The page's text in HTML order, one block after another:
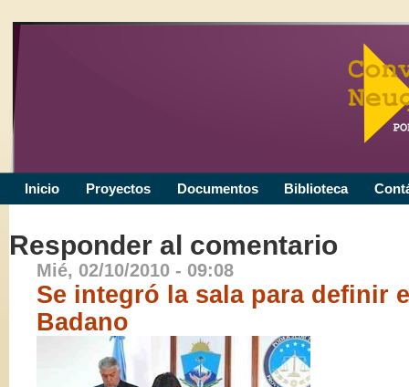
Inicio Proyectos Documentos Biblioteca
Responder al comentario
Mié, 02/10/2010 - 09:08
Se integró la sala para definir
Badano